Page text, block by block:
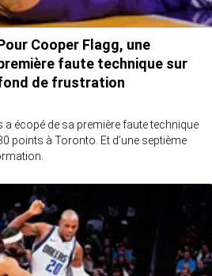
Cooper Flagg, une
faute technique sur
de frustration
a écopé de sa première faute technique
points à Toronto. Et d’une septième